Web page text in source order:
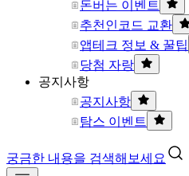
돈버는 이벤트
추천인코드 교환
앱테크 정보 & 꿀팁
당첨 자랑
공지사항
공지사항
탐스 이벤트
궁금한 내용을 검색해보세요